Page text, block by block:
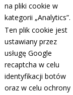
na pliki cookie w
kategorii „Analytics”.
Ten plik cookie jest
ustawiany przez
usługę Google
recaptcha w celu
identyfikacji botów
oraz w celu ochrony